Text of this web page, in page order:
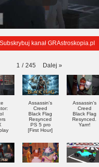
Subskrybuj kanał GRAstroskopia.pl
1 / 245 Dalej »
Assassin's
Creed
Black Flag
Resynced
PS 5 pro
[First Hour]
Assassin's
Creed
Black Flag
Resynced.
Yarrr!